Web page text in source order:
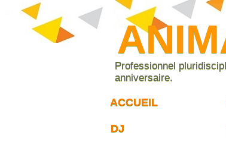
Professionnel
anniversaire.
ACCUEIL
DJ